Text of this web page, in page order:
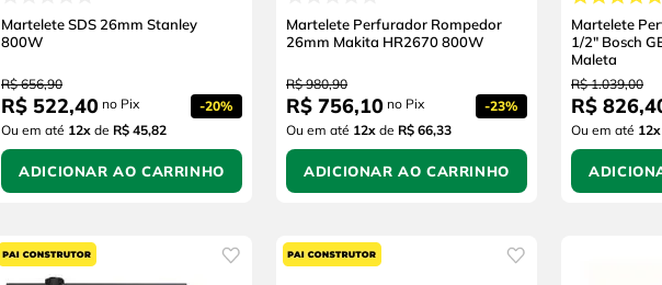
Martelete SDS 26mm Stanley
800W
R$ 656,90
R$ 522,40 no Pix -20%
Ou em até 12x de R$ 45,82
ADICIONAR AO CARRINHO
Martelete Perfurador Rompedor
26mm Makita HR2670 800W
R$ 980,90
R$ 756,10 no Pix -23%
Ou em até 12x de R$ 66,33
ADICIONAR AO CARRINHO
Martelete
1/2" Bosch
Maleta
R$ 1.039,00
R$ 826,
Ou em até 12x